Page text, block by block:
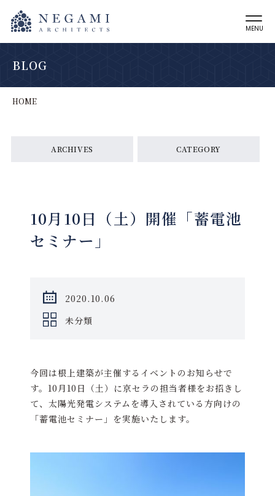
MENU
BLOG
HOME
ARCHIVES CATEGORY
10月10日（土）開催「蓄電池
セミナー」
2020.10.06
未分類
今回は根上建築が主催するイベントのお知らせで
す。10月10日（土）に京セラの担当者様をお招きし
て、太陽光発電システムを導入されている方向けの
「蓄電池セミナー」を実施いたします。